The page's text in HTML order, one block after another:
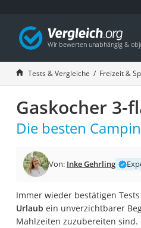
Tests & Vergleiche Freizeit &
Gaskocher 3-
Die besten
Von: Inke Gehrling
Immer wieder bestätigen
Urlaub ein unverzichtbarer
Mahlzeiten zuzubereiten sind.